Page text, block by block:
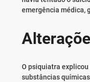
emergência médica,
O psiquiatra explicou
substâncias